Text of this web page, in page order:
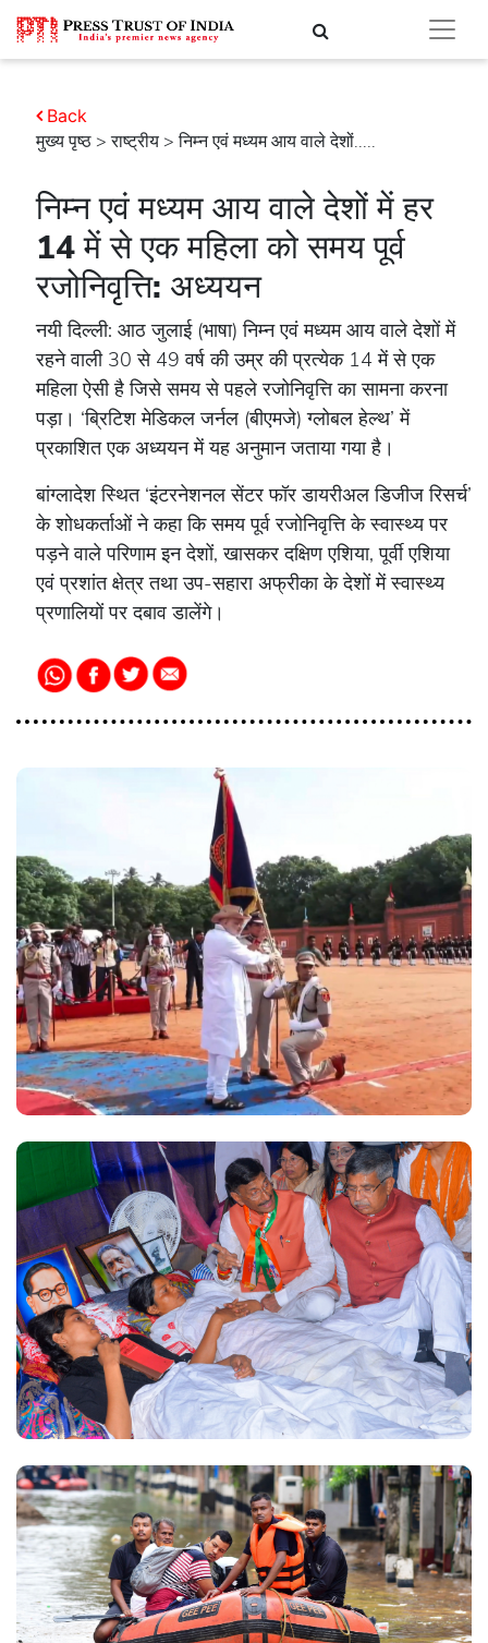
मुख्य पृष्ठ >राष्ट्रीय > निम्न एवं मध्यम आय वाले देशों.....
Back
निम्न एवं मध्यम आय वाले देशों में हर
14 में से एक महिला को समय पूर्व
रजोनिवृत्ति: अध्ययन
नयी दिल्ली: आठ जुलाई (भाषा) निम्न एवं मध्यम आय वाले देशों में
रहने वाली 30 से 49 वर्ष की उम्र की प्रत्येक 14 में से एक
महिला ऐसी है जिसे समय से पहले रजोनिवृत्ति का सामना करना
पड़ा। ‘ब्रिटिश मेडिकल जर्नल (बीएमजे) ग्लोबल हेल्थ’ में
प्रकाशित एक अध्ययन में यह अनुमान जताया गया है।
बांग्लादेश स्थित ‘इंटरनेशनल सेंटर फॉर डायरीअल डिजीज रिसर्च’
के शोधकर्ताओं ने कहा कि समय पूर्व रजोनिवृत्ति के स्वास्थ्य पर
पड़ने वाले परिणाम इन देशों, खासकर दक्षिण एशिया, पूर्वी एशिया
एवं प्रशांत क्षेत्र तथा उप-सहारा अफ्रीका के देशों में स्वास्थ्य
प्रणालियों पर दबाव डालेंगे।